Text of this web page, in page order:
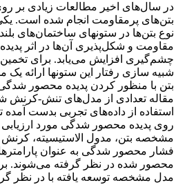
در سال‌های اخیر مطالعات زیادی بر
بتن‌های پرمقاومت انجام شده است.
نوع بتن‌ها در ستونهای ساختمان‌های
مقاومت و شکل‌پذیری آن‌ها در اثر
چشم‌گیری افزایش می‌یابد. برای
شبیه سازی رفتار این ستونها ارائه
بتن با منظور کردن پدیده محصور
مقاله تعدادی از مدل‌های تنش-کرنش
استفاده از داده‌های تجربی بدست
روی پدیده محصور شدگی مورد
مشخصه بتن، مدول الاستیسیته، کرنش
فشار محصور شدگی به عنوان
محصور شده در نظر گرفته می‌شوند.
مدل مشخصه توسعه یافته با در نظر